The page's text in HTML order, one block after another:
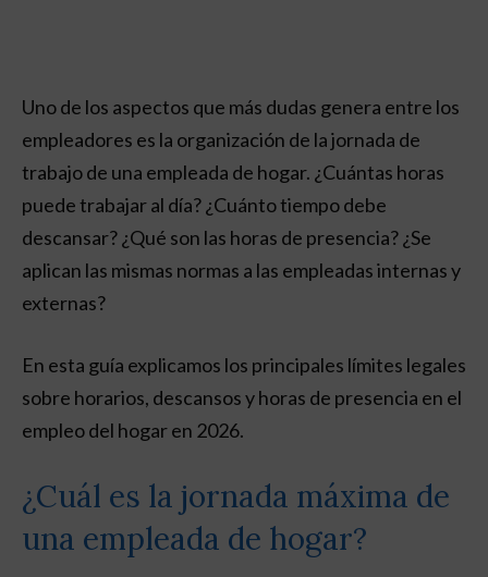
Uno de los aspectos que más dudas genera entre los
empleadores es la organización de la jornada de
trabajo de una empleada de hogar. ¿Cuántas horas
puede trabajar al día? ¿Cuánto tiempo debe
descansar? ¿Qué son las horas de presencia? ¿Se
aplican las mismas normas a las empleadas internas y
externas?
En esta guía explicamos los principales límites legales
sobre horarios, descansos y horas de presencia en el
empleo del hogar en 2026.
¿Cuál es la jornada máxima de
una empleada de hogar?